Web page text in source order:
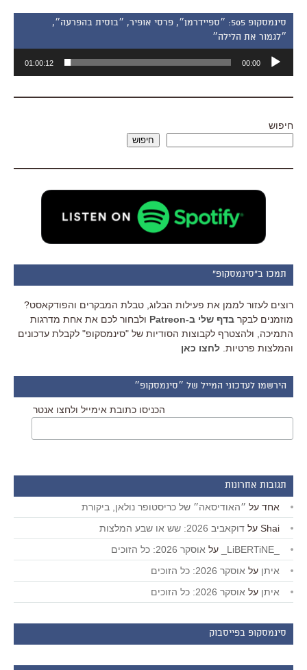
סינמסקופ 505: ״ספיידרמן״, פרסי אופיר, ״בוסית בהפרעה״,
״לגמור את הלילה״
אודיו
00:00
01:00:12
חיפוש
חיפוש
תמכו ב"סינמסקופ"
רוצים לעזור לממן את פעילות הבלוג, טבלת המבקרים והפודקאסט?
מוזמנים לבקר בדף שלי ב-Patreon
ולבחור לכם את אחת מדרגות
התמיכה, ולהצטרף לקבוצות הסודיות של "סינמסקופ" לקבלת עדכונים
והמלצות פרטיות. לחצו כאן
הירשמו לעדכוני המייל של ״סינמסקופ״
הכניסו כתובת אימייל ולחצו אנטר
תגובות אחרונות
אחד על ״האודיסאה״ של כריסטופר נולאן, ביקורת
Shai על דוקאביב 2026: שש או שבע המלצות
על אוסקר 2026: כל הזוכים
איתן על אוסקר 2026: כל הזוכים
איתן על אוסקר 2026: כל הזוכים
סינמסקופ בפייסבוק